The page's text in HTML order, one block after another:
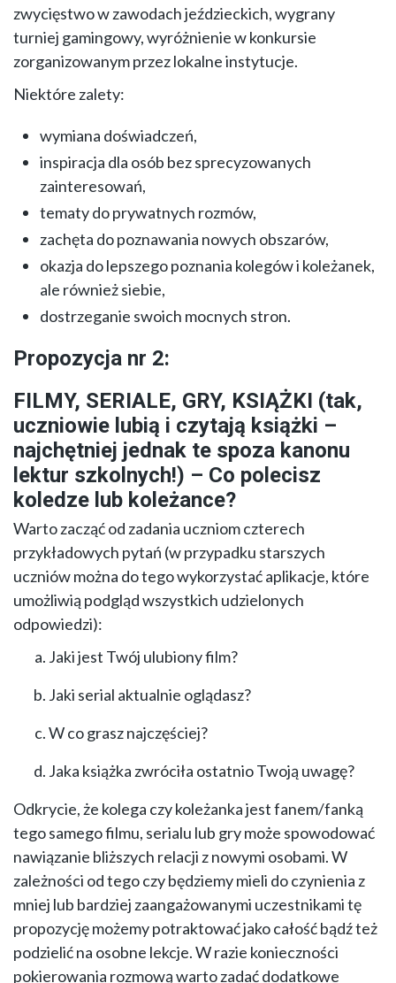
zwycięstwo w zawodach jeździeckich, wygrany
turniej gamingowy, wyróżnienie w konkursie
zorganizowanym przez lokalne instytucje.
Niektóre zalety:
wymiana doświadczeń,
inspiracja dla osób bez sprecyzowanych
zainteresowań,
tematy do prywatnych rozmów,
zachęta do poznawania nowych obszarów,
okazja do lepszego poznania kolegów i koleżanek,
ale również siebie,
dostrzeganie swoich mocnych stron.
Propozycja nr 2:
FILMY, SERIALE, GRY, KSIĄŻKI (tak,
uczniowie lubią i czytają książki –
najchętniej jednak te spoza kanonu
lektur szkolnych!) – Co polecisz
koledze lub koleżance?
Warto zacząć od zadania uczniom czterech
przykładowych pytań (w przypadku starszych
uczniów można do tego wykorzystać aplikacje, które
umożliwią podgląd wszystkich udzielonych
odpowiedzi):
Jaki jest Twój ulubiony film?
Jaki serial aktualnie oglądasz?
W co grasz najczęściej?
Jaka książka zwróciła ostatnio Twoją uwagę?
Odkrycie, że kolega czy koleżanka jest fanem/fanką
tego samego filmu, serialu lub gry może spowodować
nawiązanie bliższych relacji z nowymi osobami. W
zależności od tego czy będziemy mieli do czynienia z
mniej lub bardziej zaangażowanymi uczestnikami tę
propozycję możemy potraktować jako całość bądź też
podzielić na osobne lekcje. W razie konieczności
pokierowania rozmową warto zadać dodatkowe